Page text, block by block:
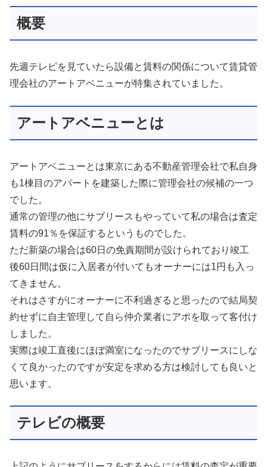
概要
先週テレビを見ていたら設備と賃料の関係について賃貸管
理会社のアートアベニューが特集されていました。
アートアベニューとは
アートアベニューとは東京にある不動産管理会社で私自身
も1棟目のアパートを建築した際に管理会社の候補の一つ
でした。
通常の管理の他にサブリースもやっていて私の場合は査定
賃料の91％を保証するというものでした。
ただ新築の場合は60日の免責期間が設けられており竣工
後60日間は仮に入居者が付いてもオーナーには1円も入っ
てきません。
それはさすがにオーナーに不利過ぎると思ったので結局契
約せずに自主管理して自ら仲介業者にアポを取って客付け
しました。
実際は竣工直後にほぼ満室になったのでサブリースにしな
くて良かったのですが安定を求める方は検討しても良いと
思います。
テレビの概要